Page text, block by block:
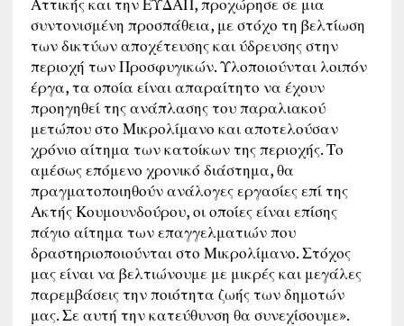
συντονισμένη προσπάθεια, με στόχο τη βελτίωση
των δικτύων αποχέτευσης και ύδρευσης στην
περιοχή των Προσφυγικών. Υλοποιούνται λοιπόν
έργα, τα οποία είναι απαραίτητο να έχουν
προηγηθεί της ανάπλασης του παραλιακού
μετώπου στο Μικρολίμανο και αποτελούσαν
χρόνιο αίτημα των κατοίκων της περιοχής. Το
αμέσως επόμενο χρονικό διάστημα, θα
πραγματοποιηθούν ανάλογες εργασίες επί της
Ακτής Κουμουνδούρου, οι οποίες είναι επίσης
πάγιο αίτημα των επαγγελματιών που
δραστηριοποιούνται στο Μικρολίμανο. Στόχος
μας είναι να βελτιώνουμε με μικρές και μεγάλες
παρεμβάσεις την ποιότητα ζωής των δημοτών
μας. Σε αυτή την κατεύθυνση θα συνεχίσουμε».